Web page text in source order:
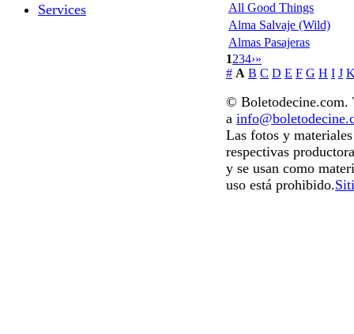
Services
All Good Things
Alma Salvaje (Wild)
Almas Pasajeras
1234›»
# A B C D E F G H I J
© Boletodecine.com.
a
Las fotos y
respectivas
y se usan como
uso está prohibido.